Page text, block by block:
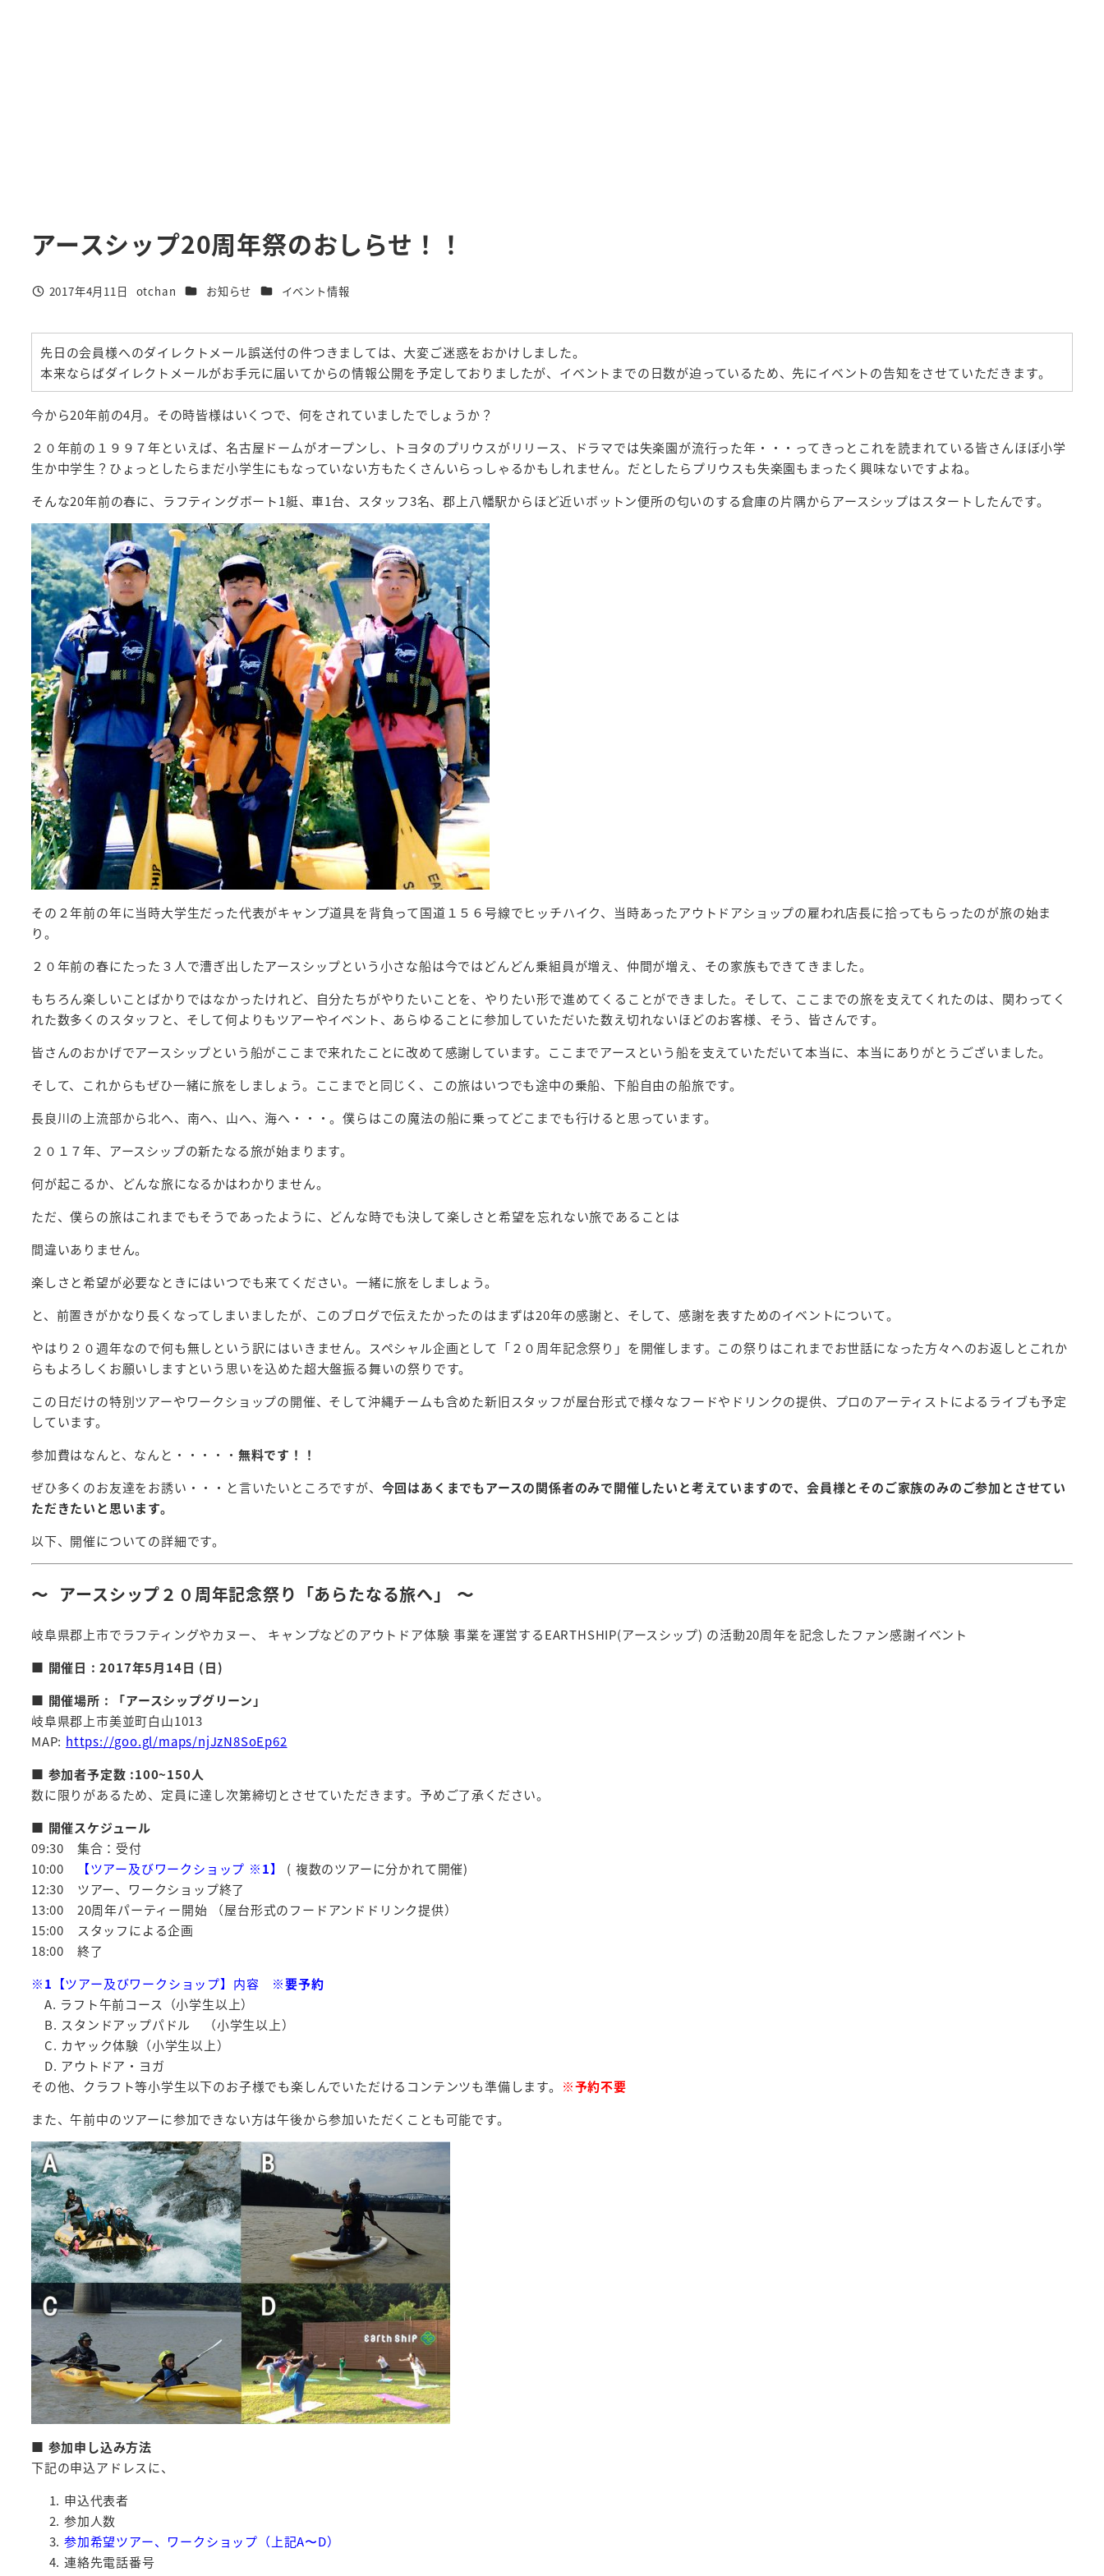
アースシップ20周年祭のおしらせ！！
投稿日2017年4月11日
著
otchan カテゴリー
お知らせ カテゴリー
イベント情報
先日の会員様へのダイレクトメール誤送付の件つきましては、大変ご迷惑をおかけしました。
本来ならばダイレクトメールがお手元に届いてからの情報公開を予定しておりましたが、イベントまでの日数が迫っているため、先にイベントの告知をさせていただきます。
今から20年前の4月。その時皆様はいくつで、何をされていましたでしょうか？
２０年前の１９９７年といえば、名古屋ドームがオープンし、トヨタのプリウスがリリース、ドラマでは失楽園が流行った年・・・ってきっとこれを読まれている皆さんほぼ小学
生か中学生？ひょっとしたらまだ小学生にもなっていない方もたくさんいらっしゃるかもしれません。だとしたらプリウスも失楽園もまったく興味ないですよね。
そんな20年前の春に、ラフティングボート1艇、車1台、スタッフ3名、郡上八幡駅からほど近いボットン便所の匂いのする倉庫の片隅からアースシップはスタートしたんです。
その２年前の年に当時大学生だった代表がキャンプ道具を背負って国道１５６号線でヒッチハイク、当時あったアウトドアショップの雇われ店長に拾ってもらったのが旅の始ま
り。
２０年前の春にたった３人で漕ぎ出したアースシップという小さな船は今ではどんどん乗組員が増え、仲間が増え、その家族もできてきました。
もちろん楽しいことばかりではなかったけれど、自分たちがやりたいことを、やりたい形で進めてくることができました。そして、ここまでの旅を支えてくれたのは、関わってく
れた数多くのスタッフと、そして何よりもツアーやイベント、あらゆることに参加していただいた数え切れないほどのお客様、そう、皆さんです。
皆さんのおかげでアースシップという船がここまで来れたことに改めて感謝しています。ここまでアースという船を支えていただいて本当に、本当にありがとうございました。
そして、これからもぜひ一緒に旅をしましょう。ここまでと同じく、この旅はいつでも途中の乗船、下船自由の船旅です。
長良川の上流部から北へ、南へ、山へ、海へ・・・。僕らはこの魔法の船に乗ってどこまでも行けると思っています。
２０１７年、アースシップの新たなる旅が始まります。
何が起こるか、どんな旅になるかはわかりません。
ただ、僕らの旅はこれまでもそうであったように、どんな時でも決して楽しさと希望を忘れない旅であることは
間違いありません。
楽しさと希望が必要なときにはいつでも来てください。一緒に旅をしましょう。
と、前置きがかなり長くなってしまいましたが、このブログで伝えたかったのはまずは20年の感謝と、そして、感謝を表すためのイベントについて。
やはり２０週年なので何も無しという訳にはいきません。スペシャル企画として「２０周年記念祭り」を開催します。この祭りはこれまでお世話になった方々へのお返しとこれか
らもよろしくお願いしますという思いを込めた超大盤振る舞いの祭りです。
この日だけの特別ツアーやワークショップの開催、そして沖縄チームも含めた新旧スタッフが屋台形式で様々なフードやドリンクの提供、プロのアーティストによるライブも予定
しています。
参加費はなんと、なんと・・・・・ 無料です！！
ぜひ多くのお友達をお誘い・・・と言いたいところですが、 今回はあくまでもアースの関係者のみで開催したいと考えていますので、会員様とそのご家族のみのご参加とさせてい
ただきたいと思います。
以下、開催についての詳細です。
〜 アースシップ２０周年記念祭り「あらたなる旅へ」 〜
岐阜県郡上市でラフティングやカヌー、 キャンプなどのアウトドア体験 事業を運営するEARTHSHIP(アースシップ) の活動20周年を記念したファン感謝イベント
■ 開催日 : 2017年5月14日 (日)
■ 開催場所 : 「アースシップグリーン」
岐阜県郡上市美並町白山1013
MAP: https://goo.gl/maps/njJzN8SoEp62
■ 参加者予定数 :100~150人
数に限りがあるため、定員に達し次第締切とさせていただきます。予めご了承ください。
■ 開催スケジュール
09:30 集合：受付
10:00
【ツアー及びワークショップ ※1】 ( 複数のツアーに分かれて開催)
12:30 ツアー、ワークショップ終了
13:00 20周年パーティー開始 （屋台形式のフードアンドドリンク提供）
15:00
スタッフによる企画
18:00 終了
※1 【ツアー及びワークショップ】内容 ※要予約
A. ラフト午前コース（小学生以上）
B. スタンドアップパドル （小学生以上）
C. カヤック体験（小学生以上）
D. アウトドア・ヨガ
その他、クラフト等小学生以下のお子様でも楽しんでいただけるコンテンツも準備します。
※予約不要
また、午前中のツアーに参加できない方は午後から参加いただくことも可能です。
■ 参加申し込み方法
下記の申込アドレスに、
申込代表者
参加人数
参加希望ツアー、ワークショップ（上記A〜D）
連絡先電話番号